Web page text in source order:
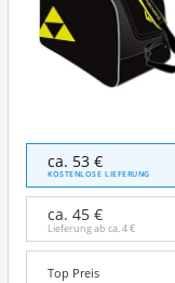
Fischer
Z04115
Skischuhe
und
Helmtasche
Alpine
ECO
ca. 53 €
KOSTENLOSE LIEFERUNG
ca. 45 €
Lieferung ab ca.4 €
Top Preis